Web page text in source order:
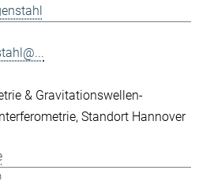
& Gravitationswellen-
Standort Hannover